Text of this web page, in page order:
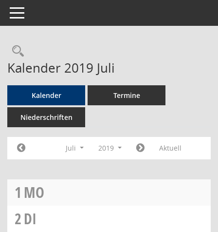
Toggle navigation
Rechercheauswahl
Kalender 2019 Juli
Kalender Termine
Niederschriften
Juli 2019 Aktuell
1 MO
2DI